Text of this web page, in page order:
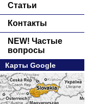
Статьи
Контакты
NEW! Частые
вопросы
Карты Google